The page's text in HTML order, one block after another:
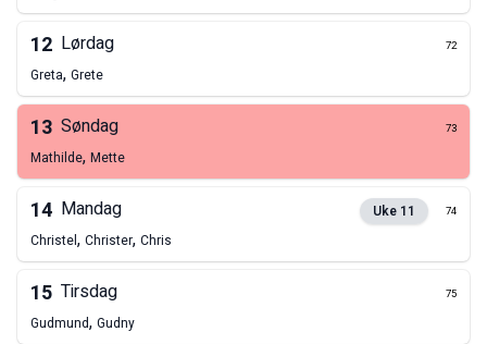
12 Lørdag 72
Greta, Grete
13 Søndag 73
Mathilde, Mette
14 Mandag Uke 11 74
Christel, Christer, Chris
15 Tirsdag 75
Gudmund, Gudny